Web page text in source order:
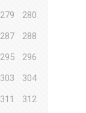
279
280
287
288
295
296
303
304
311
312